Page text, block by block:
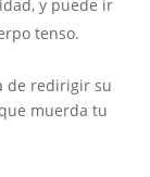
y puede ir
tenso.
de redirigir su
muerda tu